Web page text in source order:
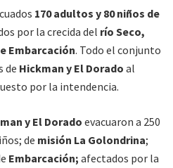
170 adultos y 80 niños de
por la crecida del río Seco,
Embarcación. Todo el conjunto
de Hickman y El Dorado al
por la intendencia.
y El Dorado evacuaron a 250
de misión La Golondrina;
Embarcación; afectados por la